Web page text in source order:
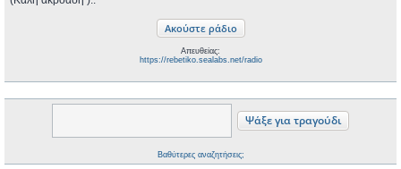
Απευθείας:
https://rebetiko.sealabs.net/radio
Βαθύτερες αναζητήσεις;